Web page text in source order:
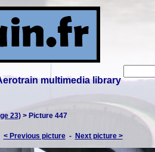
multimedia library
23) > Picture 447
< Previous picture- Next picture >